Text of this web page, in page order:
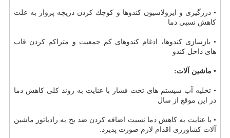
• درزگیری و ایزولاسیون كندوها و كوچك كردن دریچه پرواز به علت
كاهش نسبی دما
• بازسازی كندوها، ادغام كندوهای كم جمعیت و متراكم كردن قاب
های داخل كندو
• ماشین آلات:
• تخلیه آب سیستم های تحت فشار با عنایت به روند كلی كاهش دما
در این موقع از سال
• با عنایت به كاهش دما نسبت اضافه كردن ضد یخ به رادیاتور ماشین
آلات كشاورزی اقدام لازم صورت پذیرد.